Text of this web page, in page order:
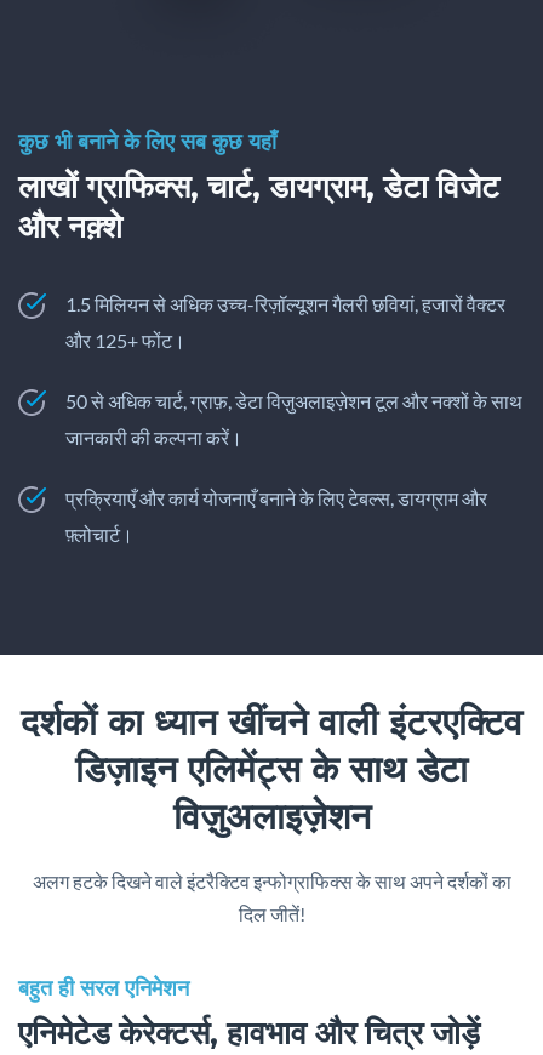
कुछ भी बनाने के लिए सब कुछ यहाँ
लाखों ग्राफिक्स, चार्ट, डायग्राम, डेटा विजेट
और नक़्शे
1.5 मिलियन से अधिक उच्च-रिज़ॉल्यूशन गैलरी छवियां, हजारों वैक्टर
और 125+ फोंट।
50 से अधिक चार्ट, ग्राफ़, डेटा विज़ुअलाइज़ेशन टूल और नक्शों के साथ
जानकारी की कल्पना करें।
प्रक्रियाएँ और कार्य योजनाएँ बनाने के लिए टेबल्स, डायग्राम और
फ़्लोचार्ट।
दर्शकों का ध्यान खींचने वाली इंटरएक्टिव
डिज़ाइन एलिमेंट्स के साथ डेटा
विज़ुअलाइज़ेशन
अलग हटके दिखने वाले इंटरैक्टिव इन्फोग्राफिक्स के साथ अपने दर्शकों का
दिल जीतें!
बहुत ही सरल एनिमेशन
एनिमेटेड केरेक्टर्स, हावभाव और चित्र जोड़ें